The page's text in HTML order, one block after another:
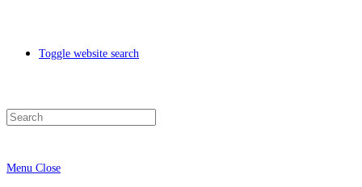
Toggle website search
Menu Close